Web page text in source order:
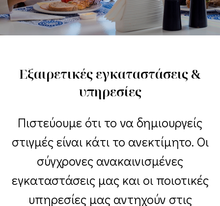
Εξαιρετικές εγκαταστάσεις &
υπηρεσίες
Πιστεύουμε ότι το να δημιουργείς
στιγμές είναι κάτι το ανεκτίμητο. Οι
σύγχρονες ανακαινισμένες
εγκαταστάσεις μας και οι ποιοτικές
υπηρεσίες μας αντηχούν στις